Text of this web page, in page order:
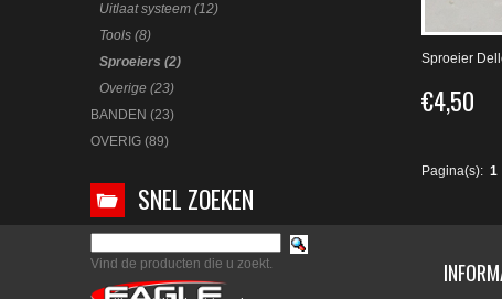
Sproeier
€4,50
Pagina(s): 1
Uitlaat systeem (12)
Tools (8)
Sproeiers (2)
Overige (23)
BANDEN (23)
OVERIG (89)
SNEL ZOEKEN
Vind de producten die u zoekt.